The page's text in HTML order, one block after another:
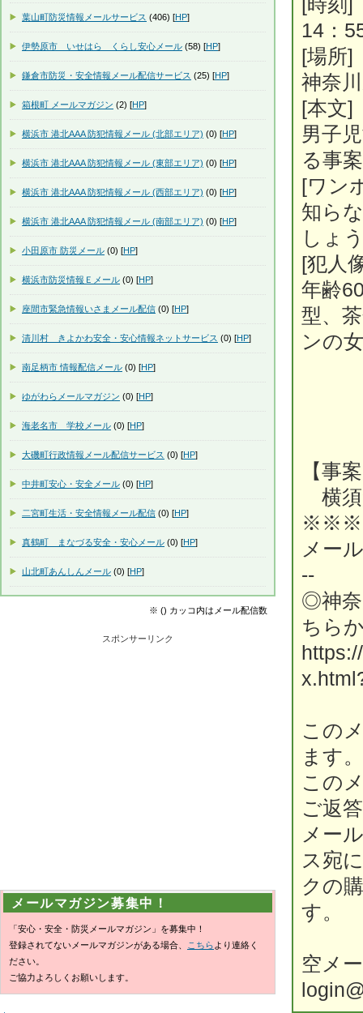
[時刻]
14：
[場所]
神奈
[本文]
男子
る事
[ワン
知ら
しょ
[犯人
年齢
型、
ンの女
【事
横須
メー
--
◎神奈
ちら
この
ます。
この
ご返
メー
ス宛
クの
す。
空メ
葉山町防災情報メールサービス (406) [HP]
伊勢原市 いせはら くらし安心メール (58) [HP]
鎌倉市防災・安全情報メール配信サービス (25) [HP]
箱根町 メールマガジン (2) [HP]
横浜市 港北AAA 防犯情報メール (北部エリア) (0) [HP]
横浜市 港北AAA 防犯情報メール (東部エリア) (0) [HP]
横浜市 港北AAA 防犯情報メール (西部エリア) (0) [HP]
横浜市 港北AAA 防犯情報メール (南部エリア) (0) [HP]
小田原市 防災メール (0) [HP]
横浜市防災情報Ｅメール (0) [HP]
座間市緊急情報いさまメール配信 (0) [HP]
清川村 きよかわ安全・安心情報ネットサービス (0) [HP]
南足柄市 情報配信メール (0) [HP]
ゆがわらメールマガジン (0) [HP]
海老名市 学校メール (0) [HP]
大磯町行政情報メール配信サービス (0) [HP]
中井町安心・安全メール (0) [HP]
二宮町生活・安全情報メール配信 (0) [HP]
真鶴町 まなづる安全・安心メール (0) [HP]
山北町あんしんメール (0) [HP]
※ () カッコ内はメール配信数
スポンサーリンク
メールマガジン募集中！
「安心・安全・防災メールマガジン」を募集中！
登録されてないメールマガジンがある場合、
こちら より連絡く
ださい。
ご協力よろしくお願いします。